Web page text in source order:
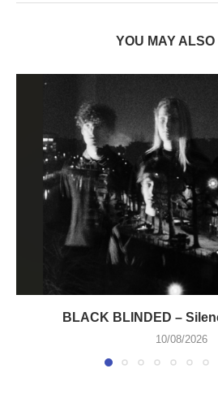
YOU MAY ALSO
BLACK BLINDED –
10/08/2026